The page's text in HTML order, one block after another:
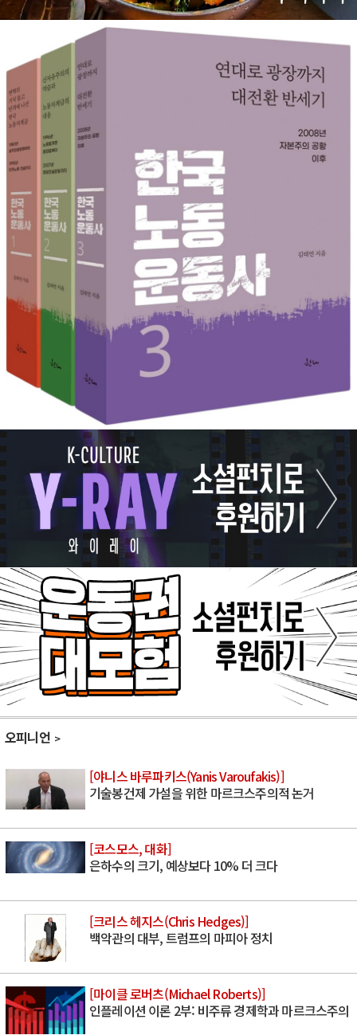
오피니언
[야니스 바루파키스(Yanis Varoufakis)]
기술봉건제 가설을 위한 마르크스주의적 논거
[코스모스, 대화]
은하수의 크기, 예상보다 10% 더 크다
[크리스 헤지스(Chris Hedges)]
백악관의 대부, 트럼프의 마피아 정치
[마이클 로버츠(Michael Roberts)]
인플레이션 이론 2부: 비주류 경제학과 마르크스주의